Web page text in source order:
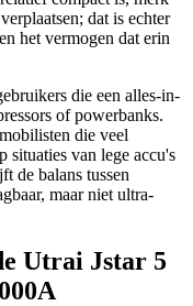
dat is echter
het vermogen dat erin
die een alles-in-
of powerbanks.
die veel
van lege accu's
de balans tussen
maar niet ultra-
Utrai Jstar 5